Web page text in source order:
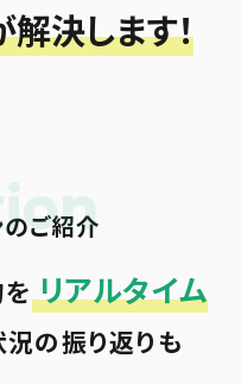
解決します！
のご紹介
リアルタイム
況の振り返りも